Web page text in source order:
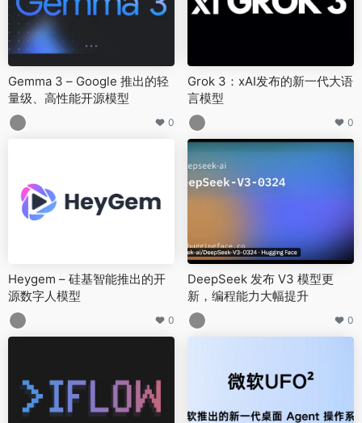
Gemma 3 – Google 推出的轻
量级、高性能开源模型
0
Grok 3：xAI发布的新一代大语
言模型
0
Heygem – 硅基智能推出的开
源数字人模型
0
DeepSeek 发布 V3 模型更
新，编程能力大幅提升
0